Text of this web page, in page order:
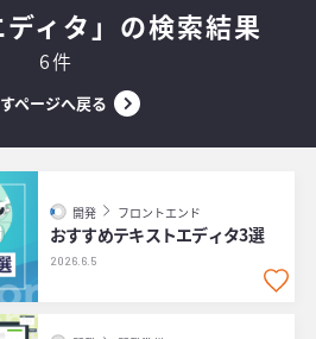
ディタ」の検索結果
6件
ページへ戻る
開発 フロントエンド
おすすめテキストエディタ3選
2026.6.5